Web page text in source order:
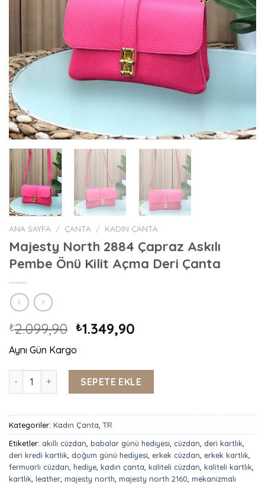
ANA SAYFA / ÇANTA / KADIN ÇANTA
Majesty North 2884 Çapraz Askılı
Pembe Önü Kilit Açma Deri Çanta
₺2.099,90 ₺1.349,90
Aynı Gün Kargo
Majesty North 2884 Çapraz Askılı Pembe Önü Kilit Açma
SEPETE EKLE
Kategoriler: Kadın Çanta ,TR
Etiketler: akıllı cüzdan babalar günü hediyesi cüzdan deri kartlık
deri kredi kartlık doğum günü hediyesi erkek cüzdan erkek kartlık
fermuarlı cüzdan hediye kadın çanta kaliteli cüzdan kaliteli kartlık
kartlık leather majesty north majesty north 2160 mekanizmalı